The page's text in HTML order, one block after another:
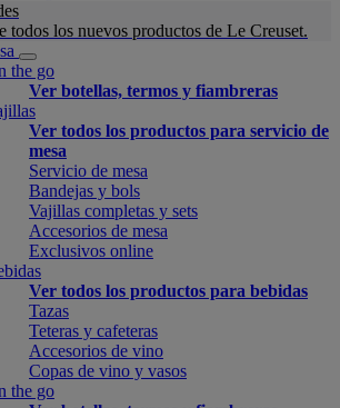
todos los nuevos productos de Le Creuset.
the go
Ver botellas, termos y fiambreras
Ver todos los productos para servicio de
mesa
Servicio de mesa
Bandejas y bols
Vajillas completas y sets
Accesorios de mesa
Exclusivos online
Ver todos los productos para bebidas
Tazas
Teteras y cafeteras
Accesorios de vino
Copas de vino y vasos
the go